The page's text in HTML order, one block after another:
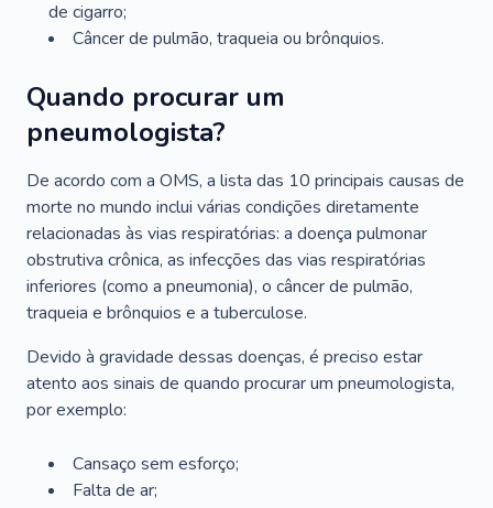
de cigarro;
Câncer de pulmão, traqueia ou brônquios.
Quando procurar um
pneumologista?
De acordo com a OMS, a lista das 10 principais causas de
morte no mundo inclui várias condições diretamente
relacionadas às vias respiratórias: a doença pulmonar
obstrutiva crônica, as infecções das vias respiratórias
inferiores (como a pneumonia), o câncer de pulmão,
traqueia e brônquios e a tuberculose.
Devido à gravidade dessas doenças, é preciso estar
atento aos sinais de quando procurar um pneumologista,
por exemplo:
Cansaço sem esforço;
Falta de ar;